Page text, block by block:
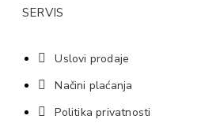
SERVIS
Uslovi prodaje
Načini plaćanja
Politika privatnosti